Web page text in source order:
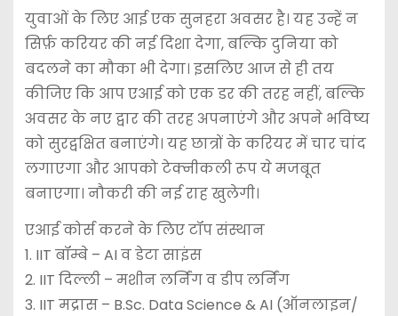
युवाओं के लिए आई एक सुनहरा अवसर है। यह उन्हें न
सिर्फ़ करियर की नई दिशा देगा, बल्कि दुनिया को
बदलने का मौका भी देगा। इसलिए आज से ही तय
कीजिए कि आप एआई को एक डर की तरह नहीं, बल्कि
अवसर के नए द्वार की तरह अपनाएंगे और अपने भविष्य
को सुरद्वक्षित बनाएंगे। यह छात्रों के करियर में चार चांद
लगाएगा और आपको टेक्नीकली रूप ये मजबूत
बनाएगा। नौकरी की नई राह खुलेगी।
एआई कोर्स करने के लिए टॉप संस्थान
1. IIT बॉम्बे – AI व डेटा साइंस
2. IIT दिल्ली – मशीन लर्निंग व डीप लर्निंग
3. IIT मद्रास – B.Sc. Data Science & AI (ऑनलाइन/